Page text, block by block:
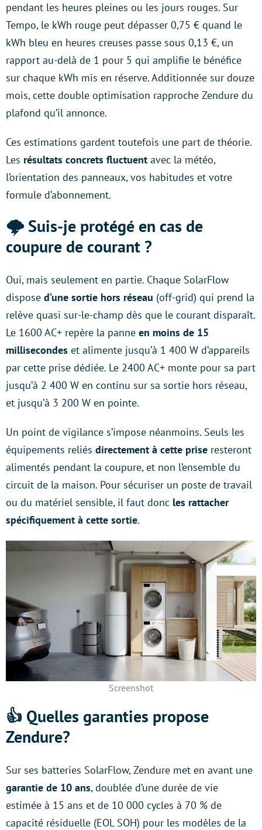
pendant les heures pleines ou les jours rouges. Sur
Tempo, le kWh rouge peut dépasser 0,75 € quand le
kWh bleu en heures creuses passe sous 0,13 €, un
rapport au-delà de 1 pour 5 qui amplifie le bénéfice
sur chaque kWh mis en réserve. Additionnée sur douze
mois, cette double optimisation rapproche Zendure du
plafond qu’il annonce.
Ces estimations gardent toutefois une part de théorie.
Les résultats concrets fluctuent avec la météo,
l’orientation des panneaux, vos habitudes et votre
formule d’abonnement.
🌩️ Suis-je protégé en cas de
coupure de courant ?
Oui, mais seulement en partie. Chaque SolarFlow
dispose d’une sortie hors réseau (off-grid) qui prend la
relève quasi sur-le-champ dès que le courant disparaît.
Le 1600 AC+ repère la panne en moins de 15
millisecondes et alimente jusqu’à 1 400 W d’appareils
par cette prise dédiée. Le 2400 AC+ monte pour sa part
jusqu’à 2 400 W en continu sur sa sortie hors réseau,
et jusqu’à 3 200 W en pointe.
Un point de vigilance s’impose néanmoins. Seuls les
équipements reliés directement à cette prise resteront
alimentés pendant la coupure, et non l’ensemble du
circuit de la maison. Pour sécuriser un poste de travail
ou du matériel sensible, il faut donc les rattacher
spécifiquement à cette sortie.
Screenshot
👍 Quelles garanties propose
Zendure?
Sur ses batteries SolarFlow, Zendure met en avant une
garantie de 10 ans, doublée d’une durée de vie
estimée à 15 ans et de 10 000 cycles à 70 % de
capacité résiduelle (EOL SOH) pour les modèles de la